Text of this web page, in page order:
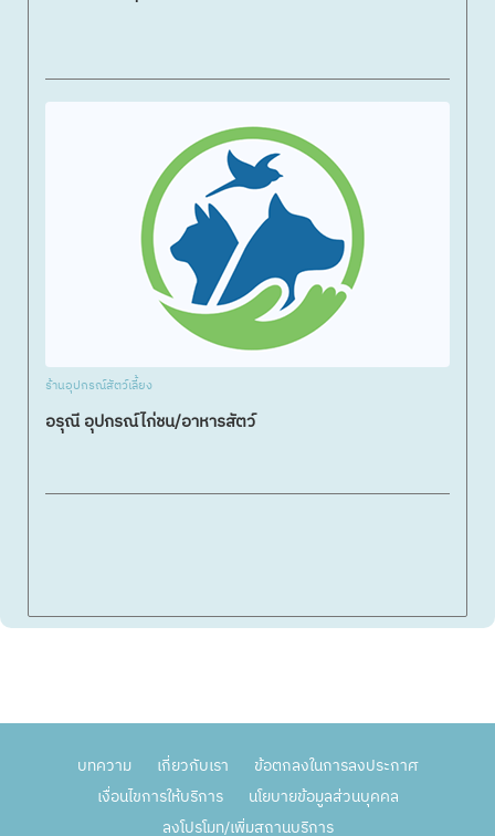
ร้านอุปกรณ์สัตว์เลี้ยง
อรุณี อุปกรณ์ไก่ชน/อาหารสัตว์
บทความ เกี่ยวกับเรา
ข้อตกลงในการลงประกาศ
เงื่อนไขการให้บริการ
นโยบายข้อมูลส่วนบุคคล
ลงโปรโมท/เพิ่มสถานบริการ